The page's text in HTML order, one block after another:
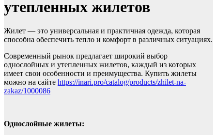
утепленных жилетов
Жилет — это универсальная и практичная одежда, которая
способна обеспечить тепло и комфорт в различных ситуациях.
Современный рынок предлагает широкий выбор
однослойных и утепленных жилетов, каждый из которых
имеет свои особенности и преимущества. Купить жилеты
можно на сайте https://inari.pro/catalog/products/zhilet-na-
zakaz/1000086
Однослойные жилеты: